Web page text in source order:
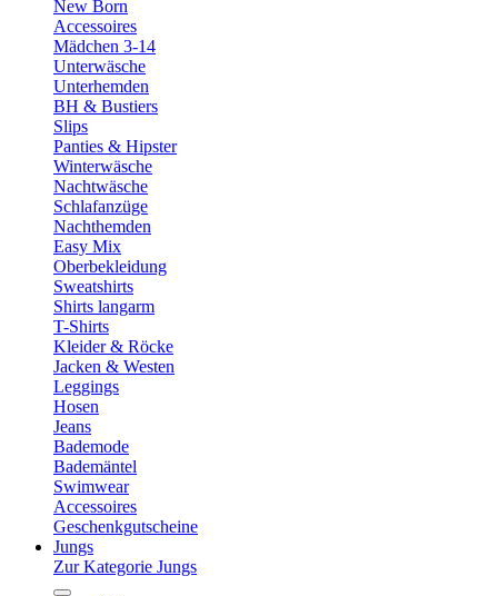
New Born
Accessoires
Mädchen 3-14
Unterwäsche
Unterhemden
BH & Bustiers
Slips
Panties & Hipster
Winterwäsche
Nachtwäsche
Schlafanzüge
Nachthemden
Easy Mix
Oberbekleidung
Sweatshirts
Shirts langarm
T-Shirts
Kleider & Röcke
Jacken & Westen
Leggings
Hosen
Jeans
Bademode
Bademäntel
Swimwear
Accessoires
Geschenkgutscheine
Jungs
Zur Kategorie Jungs